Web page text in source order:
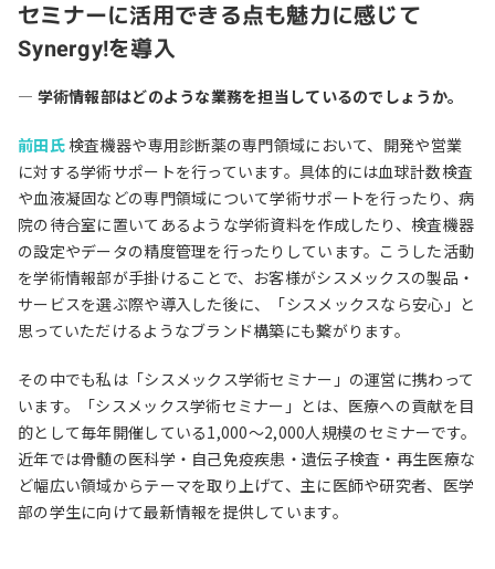
セミナーに活用できる点も魅力に感じて
Synergy!を導入
― 学術情報部はどのような業務を担当しているのでしょうか。
前田氏検査機器や専用診断薬の専門領域において、開発や営業
に対する学術サポートを行っています。具体的には血球計数検査
や血液凝固などの専門領域について学術サポートを行ったり、病
院の待合室に置いてあるような学術資料を作成したり、検査機器
の設定やデータの精度管理を行ったりしています。こうした活動
を学術情報部が手掛けることで、お客様がシスメックスの製品・
サービスを選ぶ際や導入した後に、「シスメックスなら安心」と
思っていただけるようなブランド構築にも繋がります。
その中でも私は「シスメックス学術セミナー」の運営に携わって
います。「シスメックス学術セミナー」とは、医療への貢献を目
的として毎年開催している1,000～2,000人規模のセミナーです。
近年では骨髄の医科学・自己免疫疾患・遺伝子検査・再生医療な
ど幅広い領域からテーマを取り上げて、主に医師や研究者、医学
部の学生に向けて最新情報を提供しています。